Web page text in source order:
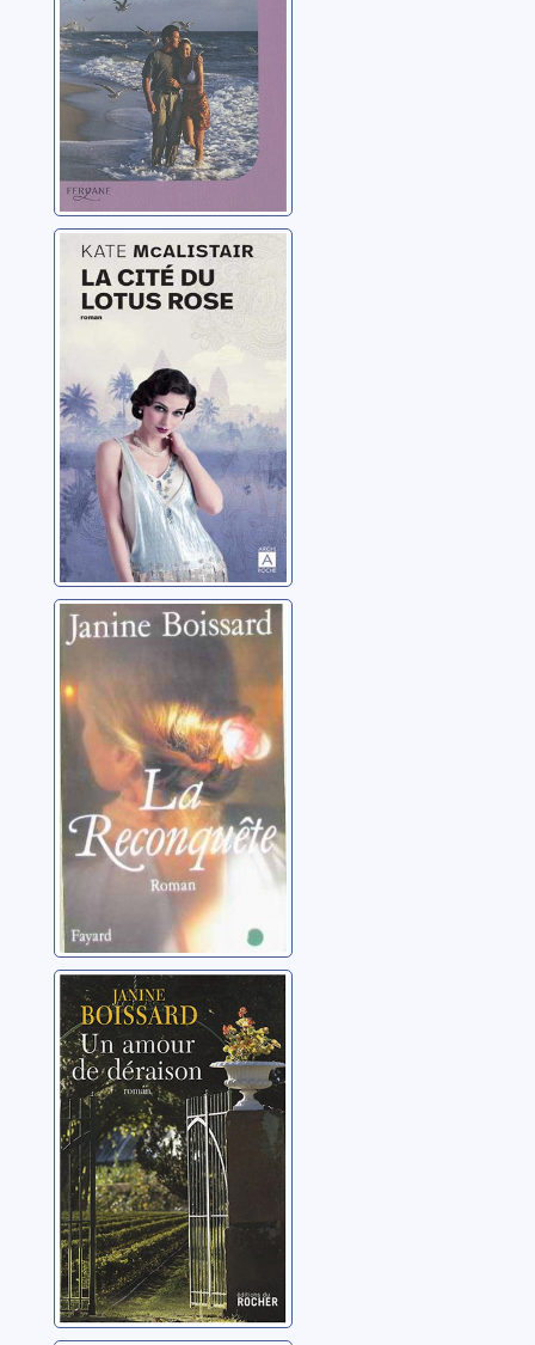
La cité du lotus
rose
McAlistair, Kate
La reconquête:
roman
Boissard, Janine
Un amour de
déraison: roman
Boissard, Janine